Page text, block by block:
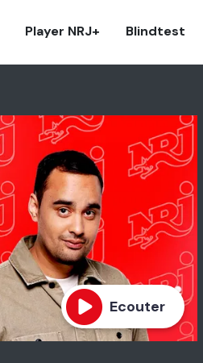
Player NRJ+ Blindtest
Ecouter